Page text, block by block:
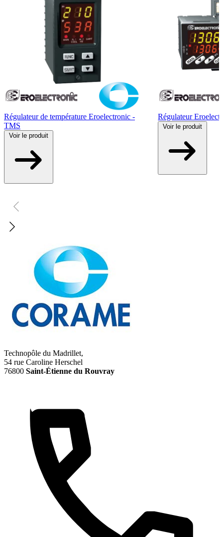
Régulateur de température Eroelectronic -
TMS
Voir le produit
Régulateur
Voir le produit
Technopôle du Madrillet,
54 rue Caroline Herschel
76800 Saint-Étienne du Rouvray